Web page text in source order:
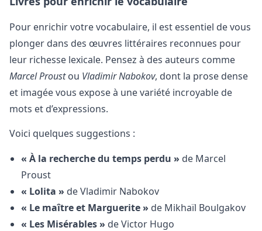
Pour enrichir votre vocabulaire, il est essentiel de vous
plonger dans des œuvres littéraires reconnues pour
leur richesse lexicale. Pensez à des auteurs comme
Marcel Proustou Vladimir Nabokov, dont la prose dense
et imagée vous expose à une variété incroyable de
mots et d’expressions.
Voici quelques suggestions :
« À la recherche du temps perdu » de Marcel
Proust
« Lolita » de Vladimir Nabokov
« Le maître et Marguerite » de Mikhaïl Boulgakov
« Les Misérables » de Victor Hugo